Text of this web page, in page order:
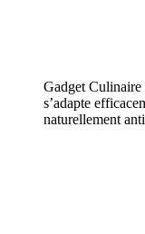
Gadget Culinaire
s’adapte
naturellement